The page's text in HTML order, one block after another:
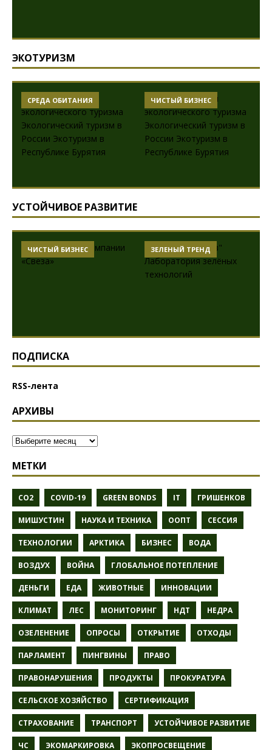
ЭКОТУРИЗМ
СРЕДА ОБИТАНИЯ ЧИСТЫЙ БИЗНЕС
УСТОЙЧИВОЕ РАЗВИТИЕ
ЧИСТЫЙ БИЗНЕС ЗЕЛЕНЫЙ ТРЕНД
ПОДПИСКА
RSS-лента
АРХИВЫ
МЕТКИ
CO2 COVID-19 GREEN BONDS IT ГРИШЕНКОВ
МИШУСТИН НАУКА И ТЕХНИКА ООПТ СЕССИЯ
ТЕХНОЛОГИИ АРКТИКА БИЗНЕС ВОДА
ВОЗДУХ ВОЙНА ГЛОБАЛЬНОЕ ПОТЕПЛЕНИЕ
ДЕНЬГИ ЕДА ЖИВОТНЫЕ ИННОВАЦИИ
КЛИМАТ ЛЕС МОНИТОРИНГ НДТ НЕДРА
ОЗЕЛЕНЕНИЕ ОПРОСЫ ОТКРЫТИЕ ОТХОДЫ
ПАРЛАМЕНТ ПИНГВИНЫ ПРАВО
ПРАВОНАРУШЕНИЯ ПРОДУКТЫ ПРОКУРАТУРА
СЕЛЬСКОЕ ХОЗЯЙСТВО СЕРТИФИКАЦИЯ
СТРАХОВАНИЕ ТРАНСПОРТ УСТОЙЧИВОЕ РАЗВИТИЕ
ЧС ЭКОМАРКИРОВКА ЭКОПРОСВЕЩЕНИЕ